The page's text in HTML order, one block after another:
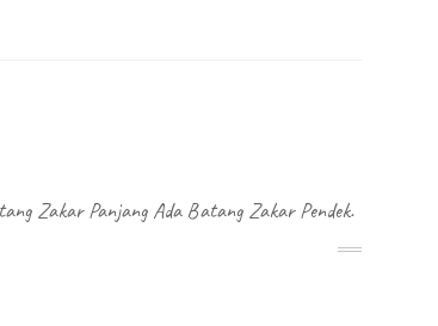
Zakar Panjang Ada Batang Zakar Pendek.